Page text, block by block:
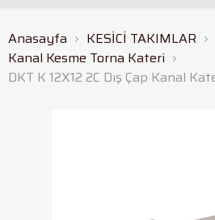
Anasayfa
KESİCİ TAKIMLAR
Kanal Kesme Torna Kateri
DKT K 12X12 2C Dış Çap Kanal